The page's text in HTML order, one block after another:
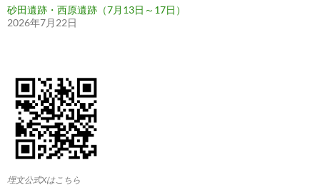
砂田遺跡・西原遺跡（7月13日～17日）
2026年7月22日
埋文公式Xはこちら